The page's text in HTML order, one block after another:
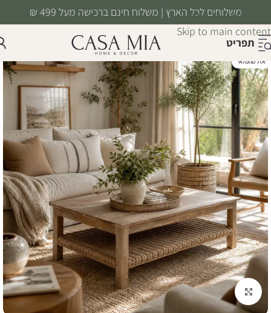
Skip to navigation
Skip to main content
משלוחים לכל הארץ | משלוח חינם ברכישה מעל 499 ₪
תפריט
אזל מהמלאי
לחצו להגדלה